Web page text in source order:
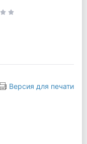
Версия для печати